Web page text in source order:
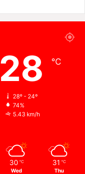
28 ℃
28º - 24º
74%
5.43 km/h
30 ℃
Wed
31 ℃
Thu